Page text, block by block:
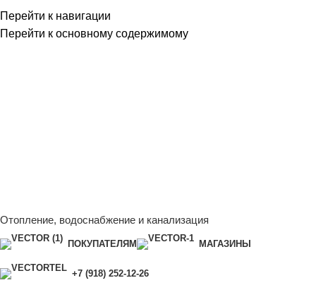
Перейти к навигации
Перейти к основному содержимому
Отопление, водоснабжение и канализация
ПОКУПАТЕЛЯМ МАГАЗИНЫ
+7 (918) 252-12-26